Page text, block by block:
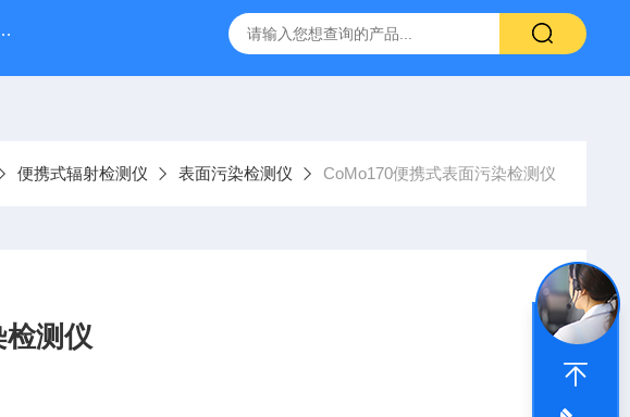
LSC-8000液闪仪实验分析设备 手持式背散射检查仪 中子个人剂量报警仪
便携式辐射检测仪 表面污染检测仪 CoMo170便携式表面污染检测仪
测仪